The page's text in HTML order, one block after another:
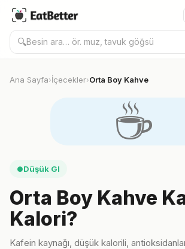
🔍
Ana Sayfa›İçecekler›Orta Boy Kahve
☕️
●Düşük GI
Orta Boy Kahve
Kalori?
Kafein kaynağı, düşük kalorili,